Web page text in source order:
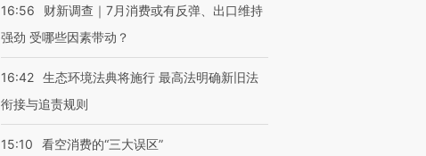
16:56
财新调查｜7月消费或有反弹、出口维持
强劲 受哪些因素带动？
16:42 生态环境法典将施行 最高法明确新旧法
衔接与追责规则
15:10 看空消费的“三大误区”